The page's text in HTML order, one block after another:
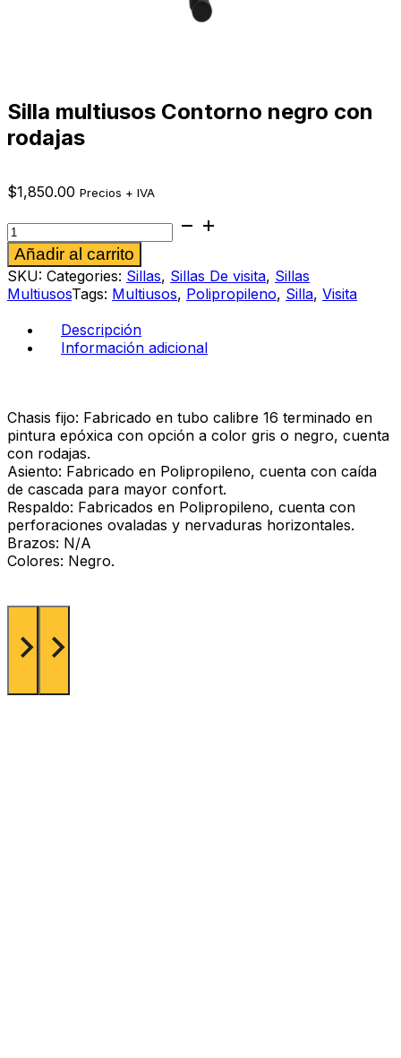
Silla multiusos Contorno negro con
rodajas
$1,850.00 Precios + IVA
Silla
multiusos
Contorno
negro
con
rodajas
Añadir al carrito
SKU: Categories: Sillas, Sillas De visita, Sillas
MultiusosTags: Multiusos, Polipropileno, Silla, Visita
Descripción
Información adicional
Chasis fijo: Fabricado en tubo calibre 16 terminado en
pintura epóxica con opción a color gris o negro, cuenta
con rodajas.
Asiento: Fabricado en Polipropileno, cuenta con caída
de cascada para mayor confort.
Respaldo: Fabricados en Polipropileno, cuenta con
perforaciones ovaladas y nervaduras horizontales.
Brazos: N/A
Colores: Negro.